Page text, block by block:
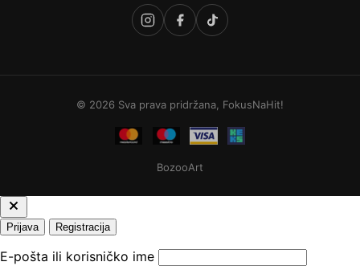
© 2026 Sva prava pridržana, FokusNaHit!
BozooArt
Prijava Registracija
E-pošta ili korisničko ime